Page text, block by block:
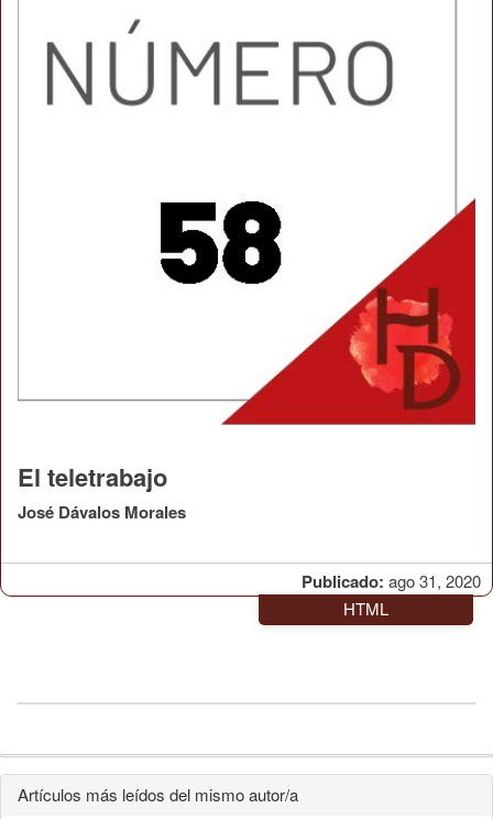
Publicado: ago 31, 2020
El teletrabajo
José Dávalos Morales
HTML
Detalles
Artículos más leídos del mismo autor/a